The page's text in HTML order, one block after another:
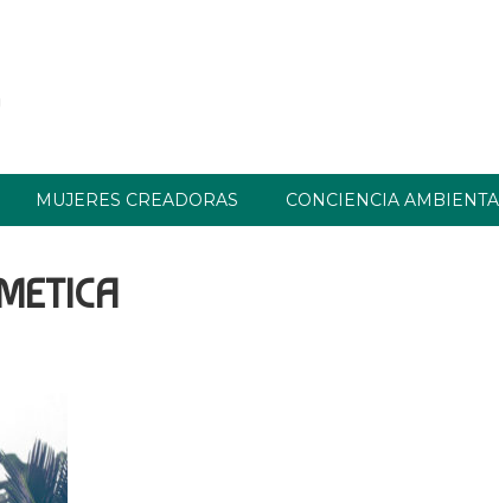
MUJERES CREADORAS CONCIENCIA